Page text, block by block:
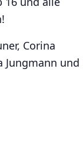
Corina
Jungmann und